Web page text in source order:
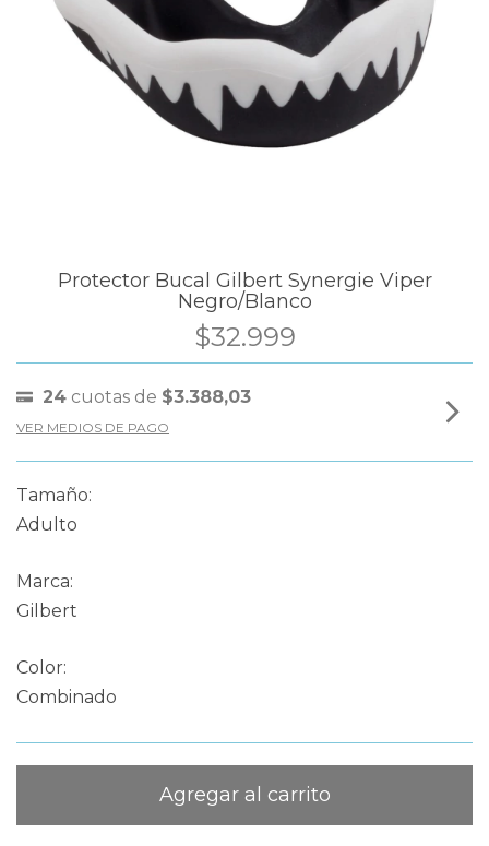
Protector Bucal Gilbert Synergie Viper
Negro/Blanco
$32.999
24 cuotas de $3.388,03
VER MEDIOS DE PAGO
Tamaño:
Adulto
Marca:
Gilbert
Color:
Combinado